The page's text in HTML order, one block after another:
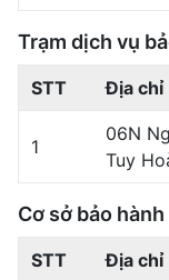
Trạm dịch vụ
STT Địa chỉ
1
06N
Tuy
Cơ sở bảo
STT Địa chỉ